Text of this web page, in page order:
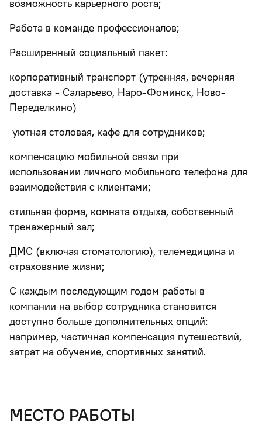
возможность карьерного роста;
Работа в команде профессионалов;
Расширенный социальный пакет:
корпоративный транспорт (утренняя, вечерняя
доставка - Саларьево, Наро-Фоминск, Ново-
Переделкино)
уютная столовая, кафе для сотрудников;
компенсацию мобильной связи при
использовании личного мобильного телефона для
взаимодействия с клиентами;
стильная форма, комната отдыха, собственный
тренажерный зал;
ДМС (включая стоматологию), телемедицина и
страхование жизни;
С каждым последующим годом работы в
компании на выбор сотрудника становится
доступно больше дополнительных опций:
например, частичная компенсация путешествий,
затрат на обучение, спортивных занятий.
место работы